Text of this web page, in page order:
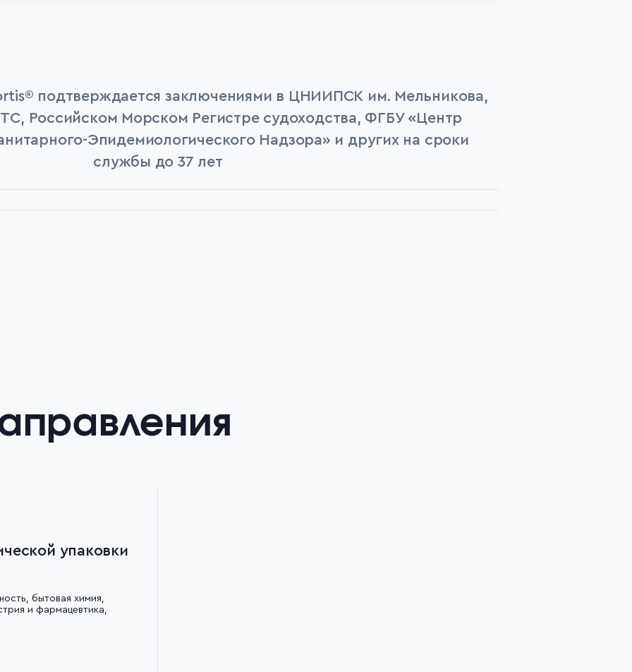
подтверждается заключениями в ЦНИИПСК им. Мельникова,
Российском Морском Регистре судоходства, ФГБУ «Центр
Эпидемиологического Надзора» и других на сроки
службы до 37 лет
упаковки
бытовая химия,
и фармацевтика,